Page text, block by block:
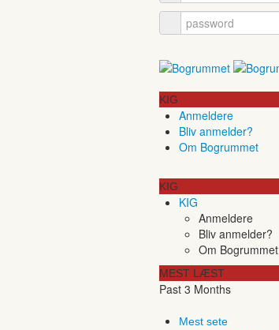
KIG
Anmeldere
Bliv anmelder?
Om Bogrummet
KIG
KIG
Anmeldere
Bliv anmelder?
Om Bogrummet
MEST LÆST
Past 3 Months
Mest sete